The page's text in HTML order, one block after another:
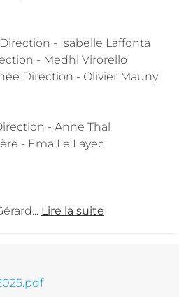
- Isabelle Laffonta
- Medhi Virorello
Direction - Olivier Mauny
- Anne Thal
- Ema Le Layec
Lire la suite